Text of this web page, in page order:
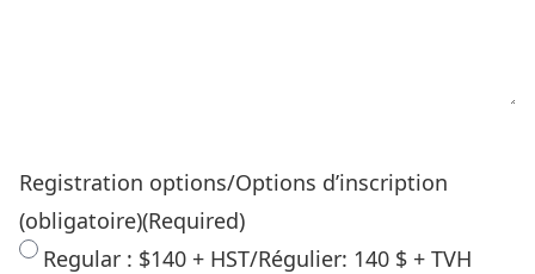
Registration options/Options d’inscription
(obligatoire)(Required)
Regular : $140 + HST/Régulier: 140 $ + TVH